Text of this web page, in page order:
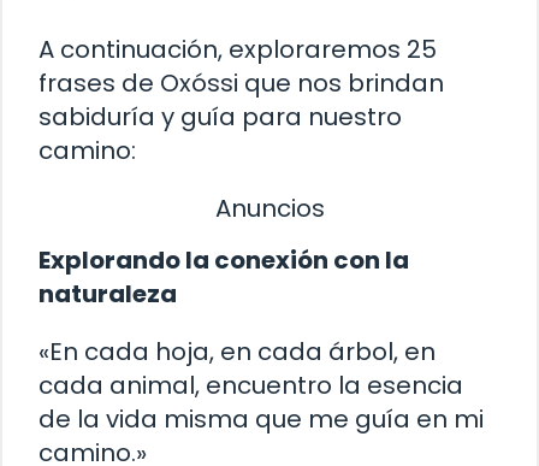
A continuación, exploraremos 25
frases de Oxóssi que nos brindan
sabiduría y guía para nuestro
camino:
Anuncios
Explorando la conexión con la
naturaleza
«En cada hoja, en cada árbol, en
cada animal, encuentro la esencia
de la vida misma que me guía en mi
camino.»